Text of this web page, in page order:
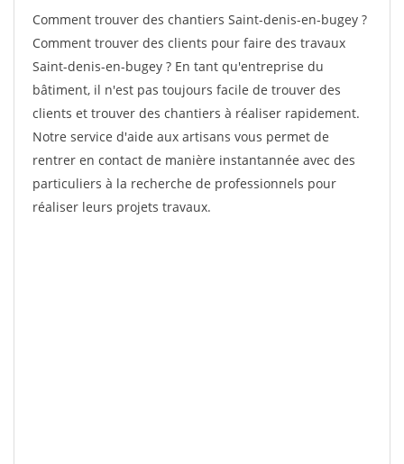
Comment trouver des chantiers Saint-denis-en-bugey ?
Comment trouver des clients pour faire des travaux
Saint-denis-en-bugey ? En tant qu'entreprise du
bâtiment, il n'est pas toujours facile de trouver des
clients et trouver des chantiers à réaliser rapidement.
Notre service d'aide aux artisans vous permet de
rentrer en contact de manière instantannée avec des
particuliers à la recherche de professionnels pour
réaliser leurs projets travaux.